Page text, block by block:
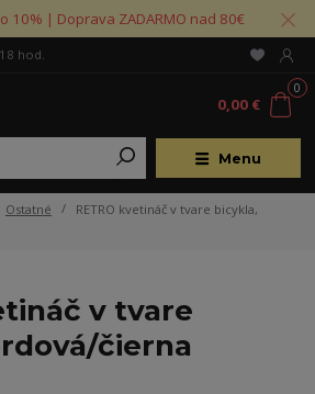
10% | Doprava ZADARMO nad 80€
Menu
hod.
0
0,00 €
Ostatné
RETRO kvetináč v tvare bicykla,
v tvare
čierna